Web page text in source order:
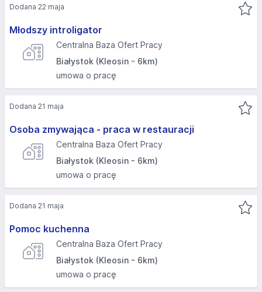
Młodszy introligator
Centralna Baza Ofert Pracy
Białystok (Kleosin - 6km)
umowa o pracę
Dodana 22 maja
Osoba zmywająca - praca w restauracji
Centralna Baza Ofert Pracy
Białystok (Kleosin - 6km)
umowa o pracę
Dodana 21 maja
Pomoc kuchenna
Centralna Baza Ofert Pracy
Białystok (Kleosin - 6km)
umowa o pracę
Dodana 21 maja